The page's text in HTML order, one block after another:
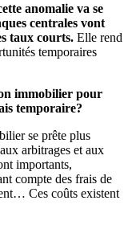
anomalie va se
centrales vont
taux courts. Elle rend
temporaires
immobilier pour
temporaire?
se prête plus
arbitrages et aux
importants,
compte des frais de
Ces coûts existent